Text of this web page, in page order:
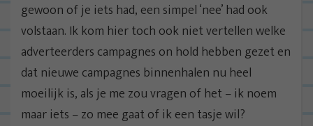
gewoon of je iets had, een simpel ‘nee’ had ook
volstaan. Ik kom hier toch ook niet vertellen welke
adverteerders campagnes on hold hebben gezet en
dat nieuwe campagnes binnenhalen nu heel
moeilijk is, als je me zou vragen of het – ik noem
maar iets – zo mee gaat of ik een tasje wil?